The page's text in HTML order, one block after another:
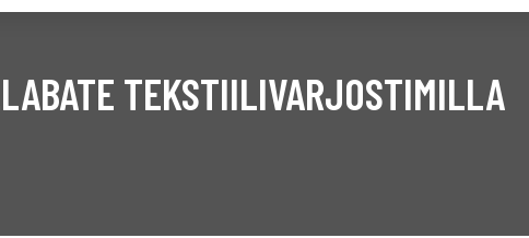
TEKSTIILIVARJOSTIMILLA